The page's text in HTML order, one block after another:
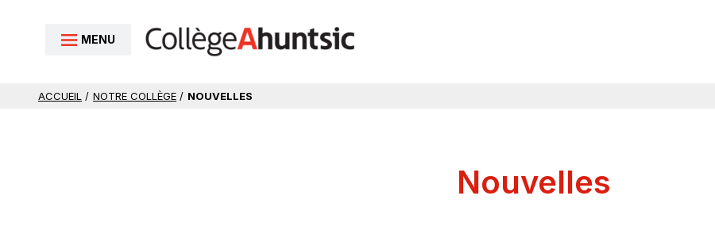
MENU
ACCUEIL / NOTRE COLLÈGE / NOUVELLES
Nouvelles